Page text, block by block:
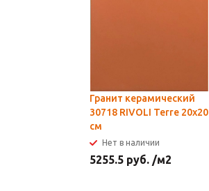
Гранит керамический
30718 RIVOLI Terre 20x20
см
Нет в наличии
5255.5 руб. /м2